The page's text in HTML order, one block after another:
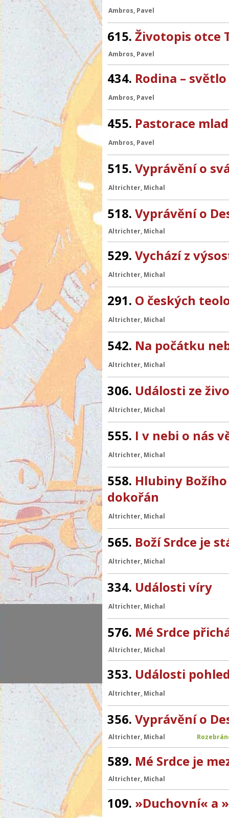
Ambros, Pavel
615. Životopis otce
Ambros, Pavel
434. Rodina –
Ambros, Pavel
455. Pastorace
Ambros, Pavel
515. Vyprávění o
Altrichter, Michal
518. Vyprávění o
Altrichter, Michal
529. Vychází z
Altrichter, Michal
291. O českých
Altrichter, Michal
542. Na počátku
Altrichter, Michal
306. Události ze
Altrichter, Michal
555. I v nebi o nás
Altrichter, Michal
558. Hlubiny
dokořán
Altrichter, Michal
565. Boží Srdce je
Altrichter, Michal
334. Události víry
Altrichter, Michal
576. Mé Srdce
Altrichter, Michal
353. Události
Altrichter, Michal
356. Vyprávění o
Altrichter, Michal
589. Mé Srdce je
Altrichter, Michal
109. »Duchovní« a